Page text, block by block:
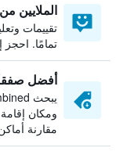
الملايين
تقييمات
تمامًا. احجز
أفضل
ومكان
مقارنة